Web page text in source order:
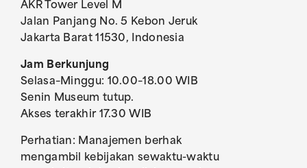
AKR Tower Level M
Jalan Panjang No. 5 Kebon Jeruk
Jakarta Barat 11530, Indonesia
Jam Berkunjung
Selasa–Minggu: 10.00–18.00 WIB
Senin Museum tutup.
Akses terakhir 17.30 WIB
Perhatian: Manajemen berhak
mengambil kebijakan sewaktu-waktu